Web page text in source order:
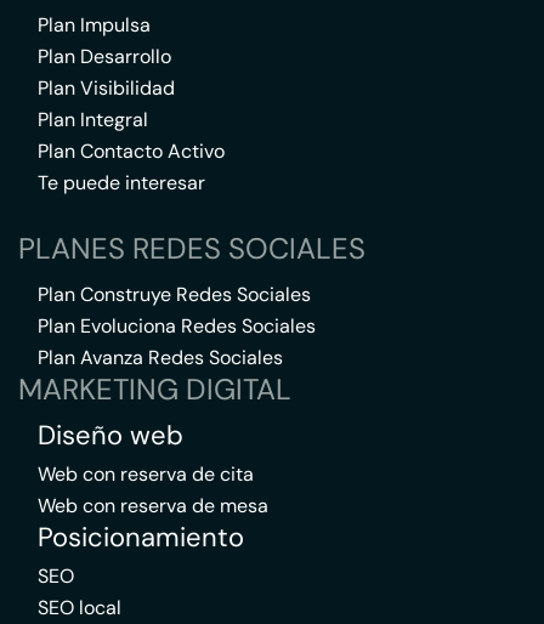
Plan Impulsa
Plan Desarrollo
Plan Visibilidad
Plan Integral
Plan Contacto Activo
Te puede interesar
PLANES REDES SOCIALES
Plan Construye Redes Sociales
Plan Evoluciona Redes Sociales
Plan Avanza Redes Sociales
MARKETING DIGITAL
Diseño web
Web con reserva de cita
Web con reserva de mesa
Posicionamiento
SEO
SEO local